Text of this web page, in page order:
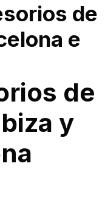
de
e
de
y